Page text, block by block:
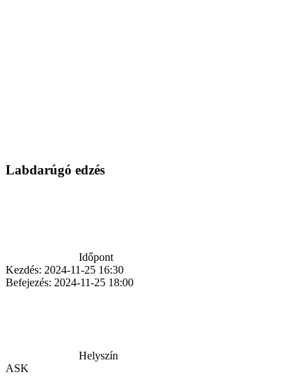
Labdarúgó edzés
Időpont
Kezdés: 2024-11-25 16:30
Befejezés: 2024-11-25 18:00
Helyszín
ASK